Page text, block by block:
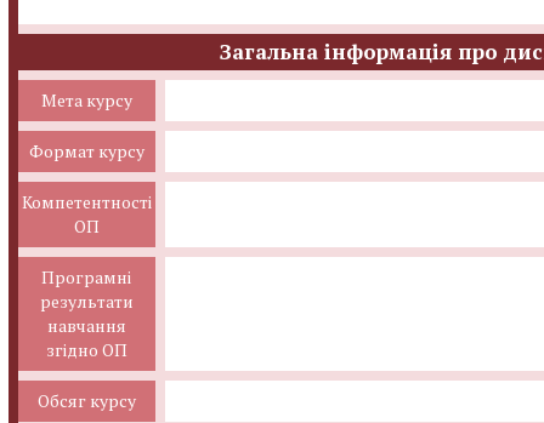
Загальна інформація про
Мета курсу
Формат курсу
Компетентності
ОП
Програмні
результати
навчання
згідно ОП
Обсяг курсу